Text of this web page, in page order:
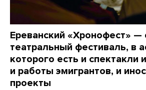
Ереванский «Хронофест» —
театральный фестиваль, в
которого есть и спектакли
и работы эмигрантов, и
проекты